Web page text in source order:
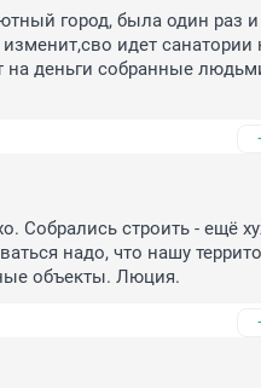
город, была один раз
идет
деньги собранные
Собрались строить - ещё
надо, что нашу
объекты. Люция.